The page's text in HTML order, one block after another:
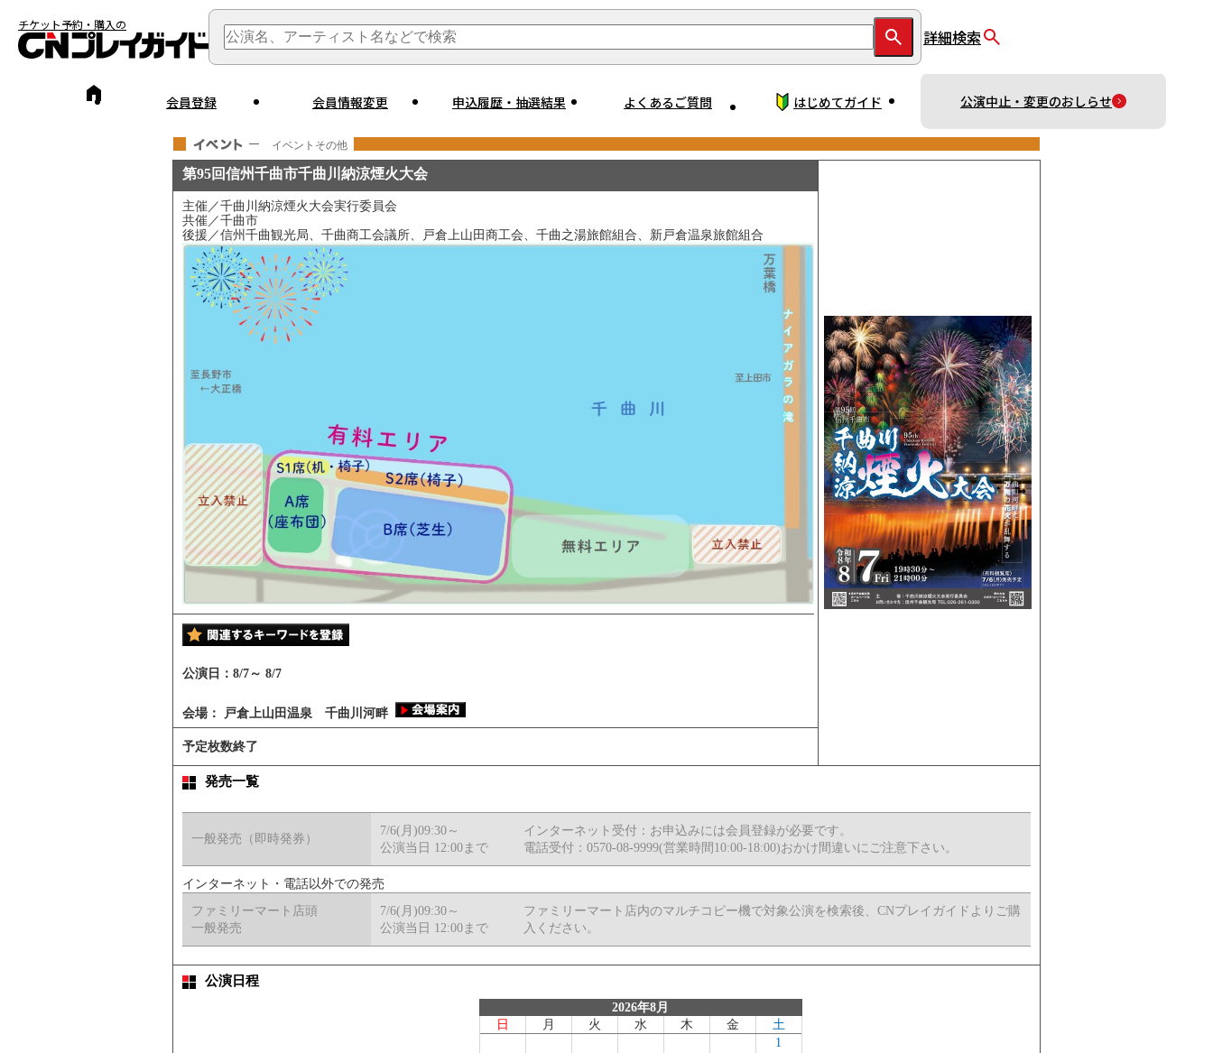
チケット予約・購入の
詳細検索
会員登録 会員情報変更 申込履歴・抽選結果 よくあるご質問 はじめてガイド 公演中止・変更のおしらせ
イベントその他
第95回信州千曲市千曲川納涼煙火大会
主催／千曲川納涼煙火大会実行委員会
共催／千曲市
後援／信州千曲観光局、千曲商工会議所、戸倉上山田商工会、千曲之湯旅館組合、新戸倉温泉旅館組合
公演日： 8/7 ～ 8/7
会場： 戸倉上山田温泉 千曲川河畔
予定枚数終了
発売一覧
一般発売（即時発券）
7/6(月)09:30～
公演当日 12:00まで
インターネット受付：お申込みには会員登録が必要です。
電話受付：0570-08-9999(営業時間10:00-18:00)おかけ間違いにご注意下さい。
インターネット・電話以外での発売
ファミリーマート店頭
一般発売
7/6(月)09:30～
公演当日 12:00まで
ファミリーマート店内のマルチコピー機で対象公演を検索後、CNプレイガイドよりご購
入ください。
公演日程
2026年8月
日
月 火 水 木 金
土
1